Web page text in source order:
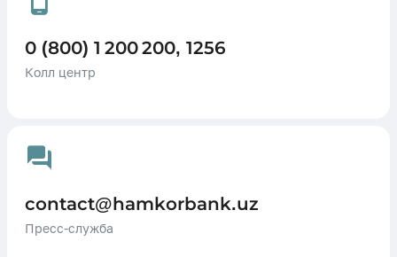
0 (800) 1 200 200, 1256
Колл центр
contact@hamkorbank.uz
Пресс-служба